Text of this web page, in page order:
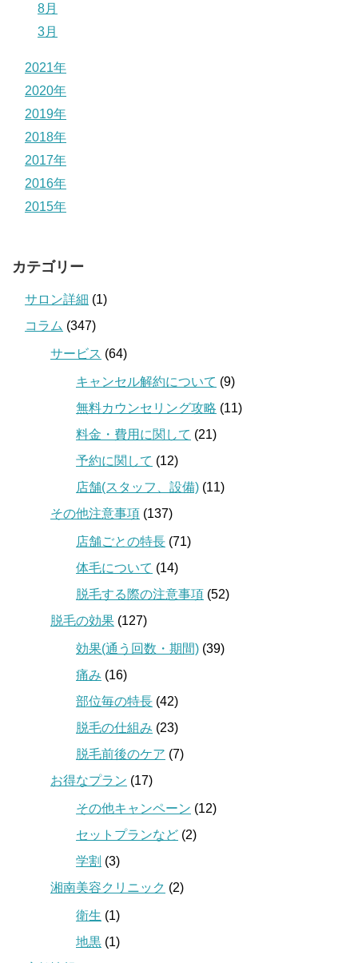
8月
3月
2021年
2020年
2019年
2018年
2017年
2016年
2015年
カテゴリー
サロン詳細 (1)
コラム (347)
サービス (64)
キャンセル解約について (9)
無料カウンセリング攻略 (11)
料金・費用に関して (21)
予約に関して (12)
店舗(スタッフ、設備) (11)
その他注意事項 (137)
店舗ごとの特長 (71)
体毛について (14)
脱毛する際の注意事項 (52)
脱毛の効果 (127)
効果(通う回数・期間) (39)
痛み (16)
部位毎の特長 (42)
脱毛の仕組み (23)
脱毛前後のケア (7)
お得なプラン (17)
その他キャンペーン (12)
セットプランなど (2)
学割 (3)
湘南美容クリニック (2)
衛生 (1)
地黒 (1)